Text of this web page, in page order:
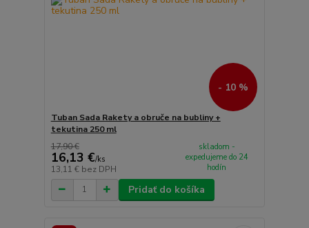
- 10 %
Tuban Sada Rakety a obruče na bubliny +
tekutina 250 ml
17,90 €
16,13 €/ks
13,11 € bez DPH
skladom -
expedujeme do 24
hodín
Pridať do košíka